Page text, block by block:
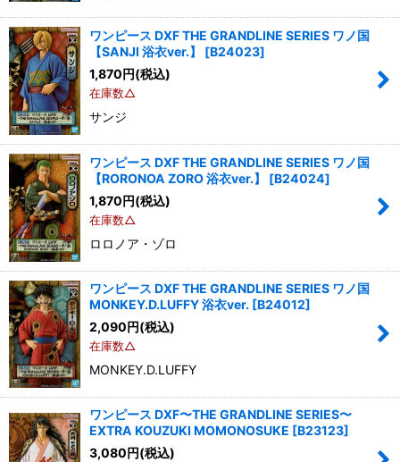
ワンピース DXF THE GRANDLINE SERIES ワノ国
【SANJI 浴衣ver.】
[B24023]
1,870円(税込)
在庫数△
サンジ
ワンピース DXF THE GRANDLINE SERIES ワノ国
【RORONOA ZORO 浴衣ver.】
[B24024]
1,870円(税込)
在庫数△
ロロノア・ゾロ
ワンピース DXF THE GRANDLINE SERIES ワノ国
MONKEY.D.LUFFY 浴衣ver. [B24012]
2,090円(税込)
在庫数△
MONKEY.D.LUFFY
ワンピース DXF〜THE GRANDLINE SERIES〜
EXTRA KOUZUKI MOMONOSUKE [B23123]
3,080円(税込)